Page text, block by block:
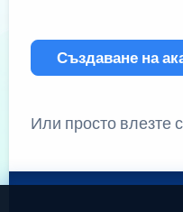
Създаване на
Или просто влезте